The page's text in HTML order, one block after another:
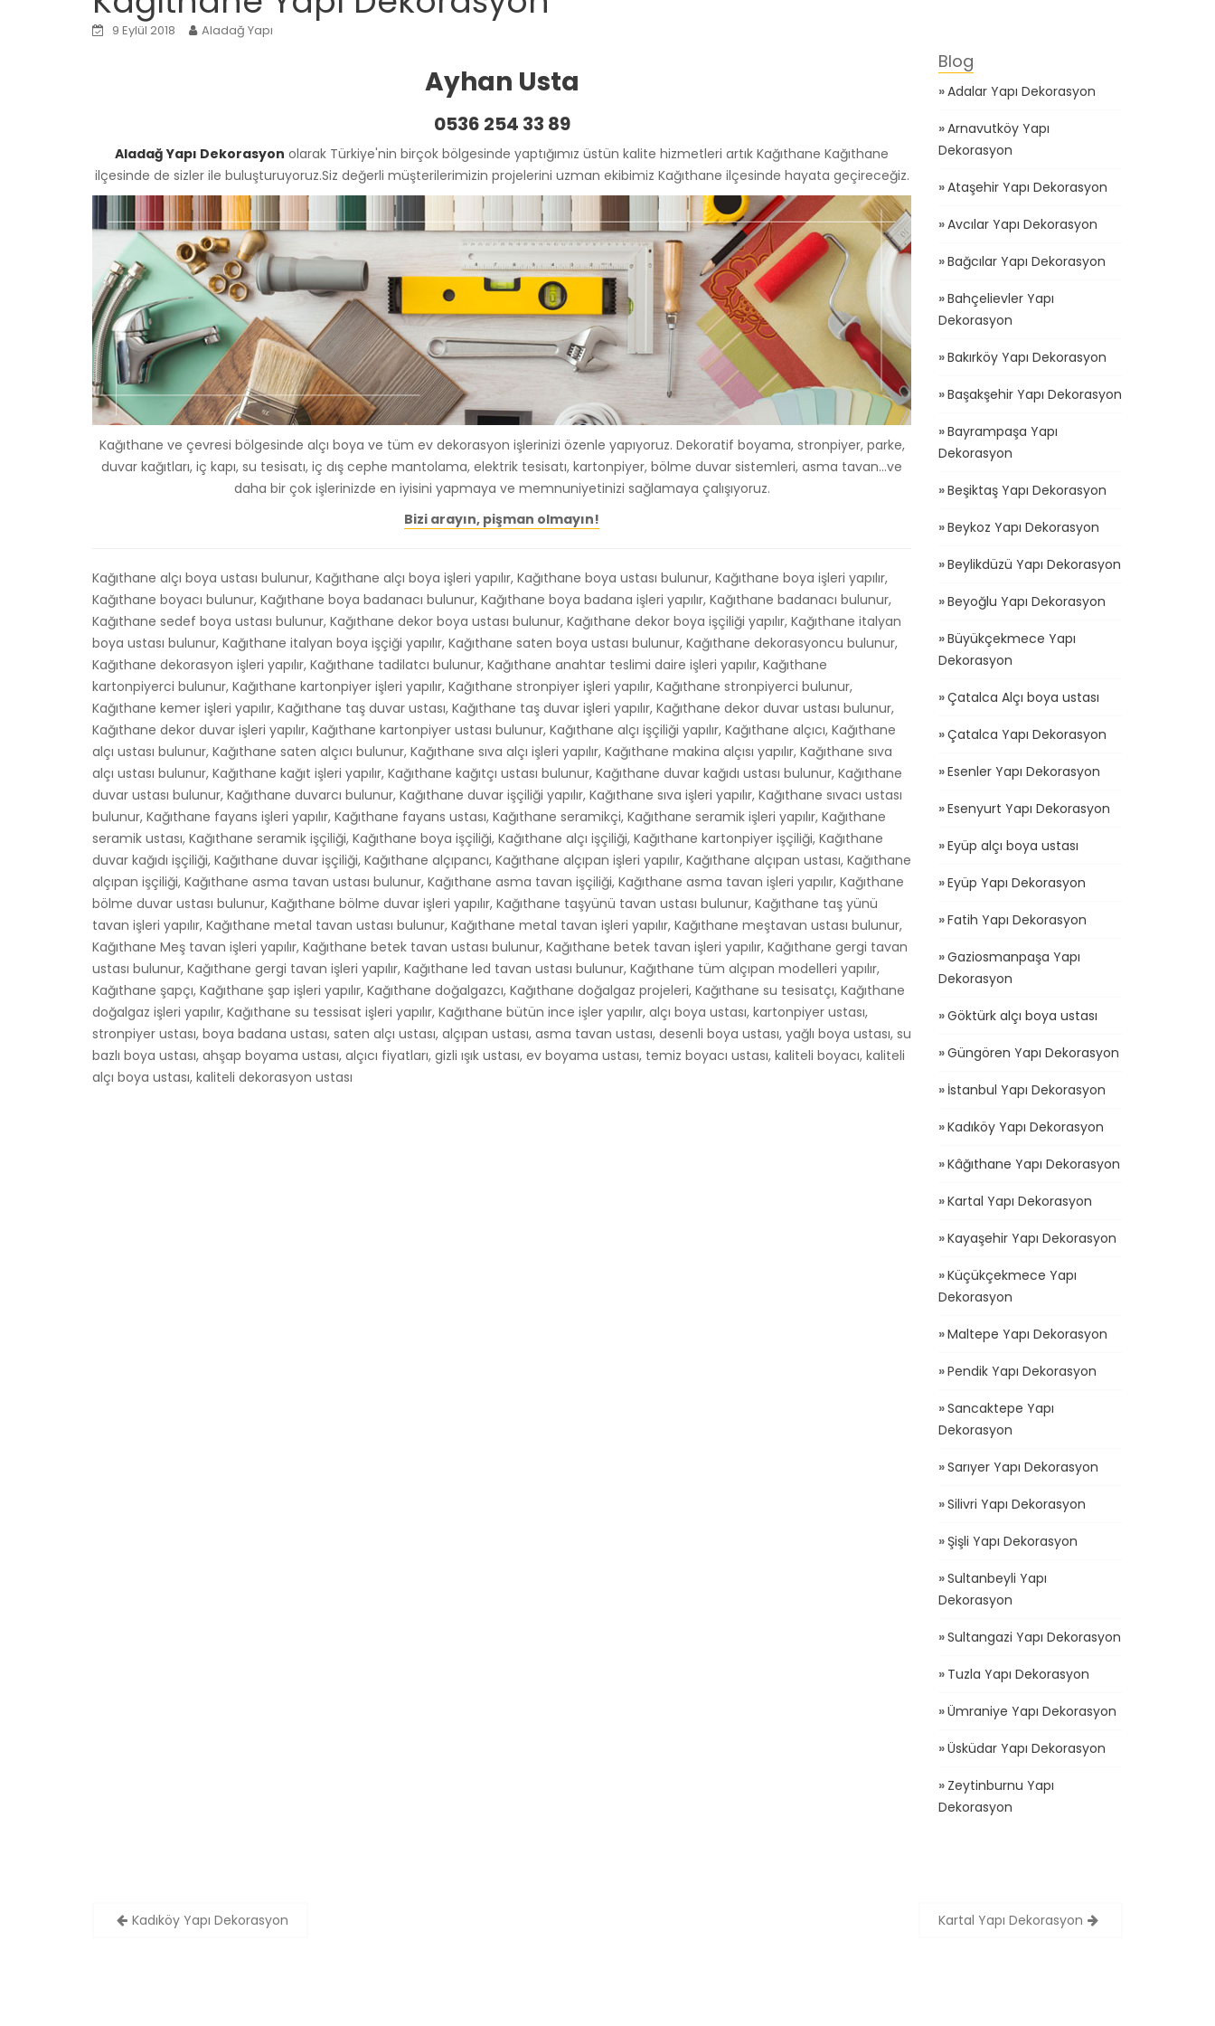
9 Eylül 2018 Aladağ Yapı
Ayhan Usta
0536 254 33 89
Aladağ Yapı Dekorasyon olarak Türkiye'nin birçok bölgesinde yaptığımız üstün kalite hizmetleri artık Kağıthane Kağıthane
ilçesinde de sizler ile buluşturuyoruz.Siz değerli müşterilerimizin projelerini uzman ekibimiz Kağıthane ilçesinde hayata geçireceğiz.
Kağıthane ve çevresi bölgesinde alçı boya ve tüm ev dekorasyon işlerinizi özenle yapıyoruz. Dekoratif boyama, stronpiyer, parke,
duvar kağıtları, iç kapı, su tesisatı, iç dış cephe mantolama, elektrik tesisatı, kartonpiyer, bölme duvar sistemleri, asma tavan...ve
daha bir çok işlerinizde en iyisini yapmaya ve memnuniyetinizi sağlamaya çalışıyoruz.
Bizi arayın, pişman olmayın!
Kağıthane alçı boya ustası bulunur, Kağıthane alçı boya işleri yapılır, Kağıthane boya ustası bulunur, Kağıthane boya işleri yapılır,
Kağıthane boyacı bulunur, Kağıthane boya badanacı bulunur, Kağıthane boya badana işleri yapılır, Kağıthane badanacı bulunur,
Kağıthane sedef boya ustası bulunur, Kağıthane dekor boya ustası bulunur, Kağıthane dekor boya işçiliği yapılır, Kağıthane italyan
boya ustası bulunur, Kağıthane italyan boya işçiği yapılır, Kağıthane saten boya ustası bulunur, Kağıthane dekorasyoncu bulunur,
Kağıthane dekorasyon işleri yapılır, Kağıthane tadilatcı bulunur, Kağıthane anahtar teslimi daire işleri yapılır, Kağıthane
kartonpiyerci bulunur, Kağıthane kartonpiyer işleri yapılır, Kağıthane stronpiyer işleri yapılır, Kağıthane stronpiyerci bulunur,
Kağıthane kemer işleri yapılır, Kağıthane taş duvar ustası, Kağıthane taş duvar işleri yapılır, Kağıthane dekor duvar ustası bulunur,
Kağıthane dekor duvar işleri yapılır, Kağıthane kartonpiyer ustası bulunur, Kağıthane alçı işçiliği yapılır, Kağıthane alçıcı, Kağıthane
alçı ustası bulunur, Kağıthane saten alçıcı bulunur, Kağıthane sıva alçı işleri yapılır, Kağıthane makina alçısı yapılır, Kağıthane sıva
alçı ustası bulunur, Kağıthane kağıt işleri yapılır, Kağıthane kağıtçı ustası bulunur, Kağıthane duvar kağıdı ustası bulunur, Kağıthane
duvar ustası bulunur, Kağıthane duvarcı bulunur, Kağıthane duvar işçiliği yapılır, Kağıthane sıva işleri yapılır, Kağıthane sıvacı ustası
bulunur, Kağıthane fayans işleri yapılır, Kağıthane fayans ustası, Kağıthane seramikçi, Kağıthane seramik işleri yapılır, Kağıthane
seramik ustası, Kağıthane seramik işçiliği, Kağıthane boya işçiliği, Kağıthane alçı işçiliği, Kağıthane kartonpiyer işçiliği, Kağıthane
duvar kağıdı işçiliği, Kağıthane duvar işçiliği, Kağıthane alçıpancı, Kağıthane alçıpan işleri yapılır, Kağıthane alçıpan ustası, Kağıthane
alçıpan işçiliği, Kağıthane asma tavan ustası bulunur, Kağıthane asma tavan işçiliği, Kağıthane asma tavan işleri yapılır, Kağıthane
bölme duvar ustası bulunur, Kağıthane bölme duvar işleri yapılır, Kağıthane taşyünü tavan ustası bulunur, Kağıthane taş yünü
tavan işleri yapılır, Kağıthane metal tavan ustası bulunur, Kağıthane metal tavan işleri yapılır, Kağıthane meştavan ustası bulunur,
Kağıthane Meş tavan işleri yapılır, Kağıthane betek tavan ustası bulunur, Kağıthane betek tavan işleri yapılır, Kağıthane gergi tavan
ustası bulunur, Kağıthane gergi tavan işleri yapılır, Kağıthane led tavan ustası bulunur, Kağıthane tüm alçıpan modelleri yapılır,
Kağıthane şapçı, Kağıthane şap işleri yapılır, Kağıthane doğalgazcı, Kağıthane doğalgaz projeleri, Kağıthane su tesisatçı, Kağıthane
doğalgaz işleri yapılır, Kağıthane su tessisat işleri yapılır, Kağıthane bütün ince işler yapılır, alçı boya ustası, kartonpiyer ustası,
stronpiyer ustası, boya badana ustası, saten alçı ustası, alçıpan ustası, asma tavan ustası, desenli boya ustası, yağlı boya ustası, su
bazlı boya ustası, ahşap boyama ustası, alçıcı fiyatları, gizli ışık ustası, ev boyama ustası, temiz boyacı ustası, kaliteli boyacı, kaliteli
alçı boya ustası, kaliteli dekorasyon ustası
Adalar Yapı Dekorasyon
Arnavutköy Yapı
Dekorasyon
Ataşehir Yapı Dekorasyon
Avcılar Yapı Dekorasyon
Bağcılar Yapı Dekorasyon
Bahçelievler Yapı
Dekorasyon
Bakırköy Yapı Dekorasyon
Başakşehir Yapı Dekorasyon
Bayrampaşa Yapı
Dekorasyon
Beşiktaş Yapı Dekorasyon
Beykoz Yapı Dekorasyon
Beylikdüzü Yapı Dekorasyon
Beyoğlu Yapı Dekorasyon
Büyükçekmece Yapı
Dekorasyon
Çatalca Alçı boya ustası
Çatalca Yapı Dekorasyon
Esenler Yapı Dekorasyon
Esenyurt Yapı Dekorasyon
Eyüp alçı boya ustası
Eyüp Yapı Dekorasyon
Fatih Yapı Dekorasyon
Gaziosmanpaşa Yapı
Dekorasyon
Göktürk alçı boya ustası
Güngören Yapı Dekorasyon
İstanbul Yapı Dekorasyon
Kadıköy Yapı Dekorasyon
Kâğıthane Yapı Dekorasyon
Kartal Yapı Dekorasyon
Kayaşehir Yapı Dekorasyon
Küçükçekmece Yapı
Dekorasyon
Maltepe Yapı Dekorasyon
Pendik Yapı Dekorasyon
Sancaktepe Yapı
Dekorasyon
Sarıyer Yapı Dekorasyon
Silivri Yapı Dekorasyon
Şişli Yapı Dekorasyon
Sultanbeyli Yapı
Dekorasyon
Sultangazi Yapı Dekorasyon
Tuzla Yapı Dekorasyon
Ümraniye Yapı Dekorasyon
Üsküdar Yapı Dekorasyon
Zeytinburnu Yapı
Dekorasyon
YazıKadıköy Yapı Dekorasyon Kartal Yapı Dekorasyon